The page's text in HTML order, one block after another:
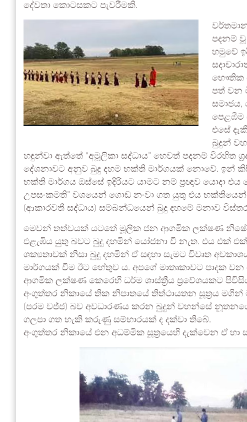
දේවතා කොටසකට පැවරීමකි.
පදනම්
හමුවේ
භෞතික
පත් වන
පෙළඹීම
එසේ
බුදුන්
හඳුන්වා ඇත්තේ “අමූලිකා සද්ධාය” හෙවත් පදනම් විරහිත
දේශනාවට අනුව බුදු දහම භක්ති මාර්ගයක් නොවේ.
භක්ති මාර්ගය ඔස්සේ ඉදිරියට යාමට නම් ප්‍රඥාව යොදා
උපසංකමති” වශයෙන් ගොඩ නංවා ගත යුතු එය භක්තියෙන්
(ආකාරවතී සද්ධාය) සම්බන්ධයෙන් බුදු දහමේ මනාව
මෙවන් තත්වයක් යටතේ මූලික ජන ආගමික ලක්ෂණ
එළැඹිය යුතු බවට බුදු දහමින් යෝජනා වී නැත. එය එක් එක්
ශක්‍යතාවක් නිසා බුදු දහමින් ඒ සඳහා සැමට විවෘත
මාර්ගයක් වීම ඊට හේතුව ය. අපගේ මාතෘකාවට පාදක
ආගමික ලක්ෂණ කෙරෙහි ධර්ම ශාස්ත්‍රීය ප්‍රවේශයකට
අංගුත්තර නිකායේ තික නිපාතයේ තිත්ථායතන සූත්‍රය
(පරම වජ්ජ) බව අවධාරණය කරන බුදුන් වහන්සේ
ගලපා ගත හැකි කරුණු සම්භාරයක් ද දක්වා තිබේ.
අංගුත්තර නිකායේ එන අධම්මික සූත්‍රයෙහි දැක්වෙන ඒ හා